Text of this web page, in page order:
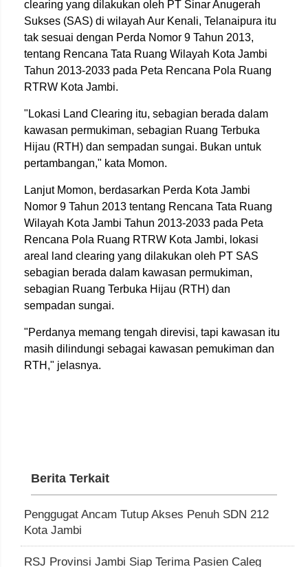
clearing yang dilakukan oleh PT Sinar Anugerah
Sukses (SAS) di wilayah Aur Kenali, Telanaipura itu
tak sesuai dengan Perda Nomor 9 Tahun 2013,
tentang Rencana Tata Ruang Wilayah Kota Jambi
Tahun 2013-2033 pada Peta Rencana Pola Ruang
RTRW Kota Jambi.
"Lokasi Land Clearing itu, sebagian berada dalam
kawasan permukiman, sebagian Ruang Terbuka
Hijau (RTH) dan sempadan sungai. Bukan untuk
pertambangan," kata Momon.
Lanjut Momon, berdasarkan Perda Kota Jambi
Nomor 9 Tahun 2013 tentang Rencana Tata Ruang
Wilayah Kota Jambi Tahun 2013-2033 pada Peta
Rencana Pola Ruang RTRW Kota Jambi, lokasi
areal land clearing yang dilakukan oleh PT SAS
sebagian berada dalam kawasan permukiman,
sebagian Ruang Terbuka Hijau (RTH) dan
sempadan sungai.
"Perdanya memang tengah direvisi, tapi kawasan itu
masih dilindungi sebagai kawasan pemukiman dan
RTH," jelasnya.
Berita Terkait
Penggugat Ancam Tutup Akses Penuh SDN 212
Kota Jambi
RSJ Provinsi Jambi Siap Terima Pasien Caleg